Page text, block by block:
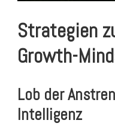
Strategien
Growth-
Lob der
Intelligenz